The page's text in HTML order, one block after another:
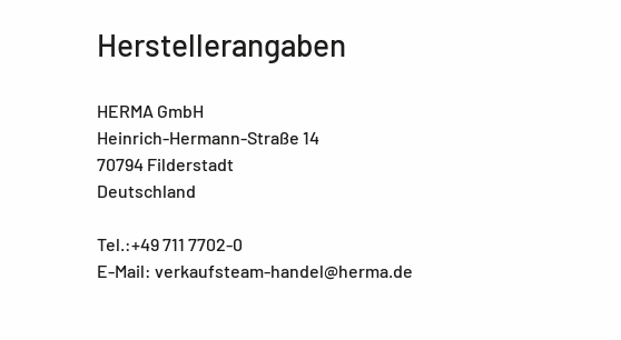
Herstellerangaben
HERMA GmbH
Heinrich-Hermann-Straße 14
70794 Filderstadt
Deutschland
Tel.:+49 711 7702-0
E-Mail: verkaufsteam-handel@herma.de